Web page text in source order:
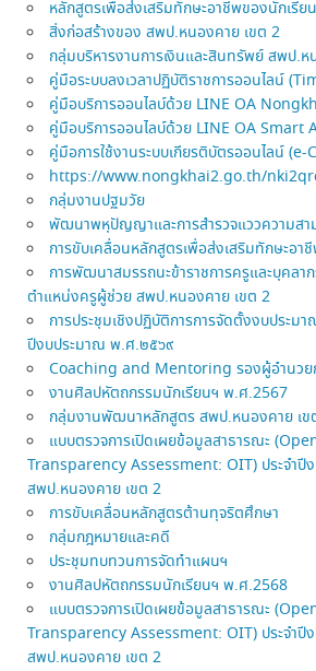
หลักสูตรเพื่อส่งเสริมทักษะอาชีพของนักเรียน
สิ่งก่อสร้างของ สพป.หนองคาย เขต 2
กลุ่มบริหารงานการเงินและสินทรัพย์ สพป.ห
คู่มือระบบลงเวลาปฏิบัติราชการออนไลน์
คู่มือบริการออนไลบ์ด้วย LINE OA
คู่มือบริการออนไลบ์ด้วย LINE OA Smart
คู่มือการใช้งานระบบเกียรติบัตรออนไลน์
https://www.nongkhai2.go.th/
กลุ่มงานปฐมวัย
พัฒนาพหุปัญญาและการสำรวจแววความสา
การขับเคลื่อนหลักสูตรเพื่อส่งเสริมทักษะอา
การพัฒนาสมรรถนะข้าราชการครูและบุคลา
ตำแหน่งครูผู้ช่วย สพป.หนองคาย เขต 2
การประชุมเชิงปฏิบัติการการจัดตั้งงบประมา
ปีงบประมาณ พ.ศ.๒๕๖๙
Coaching and Mentoring รองผู้อำนวยก
งานศิลปหัตถกรรมนักเรียนฯ พ.ศ.2567
กลุ่มงานพัฒนาหลักสูตร สพป.หนองคาย เข
แบบตรวจการเปิดเผยข้อมูลสาธารณะ
Transparency Assessment: OIT) ประจำ
สพป.หนองคาย เขต 2
การขับเคลื่อนหลักสูตรต้านทุจริตศึกษา
กลุ่มกฎหมายและคดี
ประชุมทบทวนการจัดทำแผนฯ
งานศิลปหัตถกรรมนักเรียนฯ พ.ศ.2568
แบบตรวจการเปิดเผยข้อมูลสาธารณะ
Transparency Assessment: OIT) ประจำ
สพป.หนองคาย เขต 2